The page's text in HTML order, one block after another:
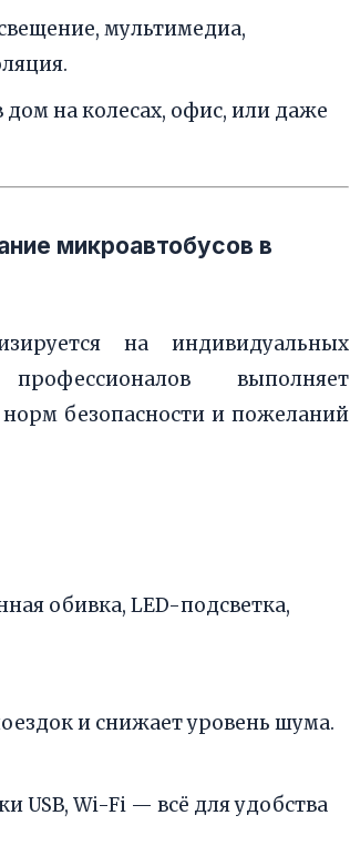
мультимедиа,
на колесах, офис, или даже
микроавтобусов в
на индивидуальных
выполняет
безопасности и пожеланий
обивка, LED-подсветка,
и снижает уровень шума.
USB, Wi-Fi — всё для удобства